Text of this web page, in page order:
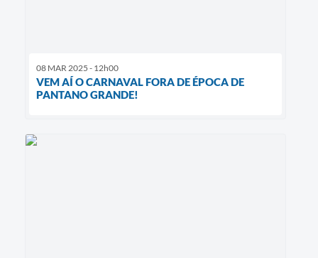
08 MAR 2025 - 12h00
VEM AÍ O CARNAVAL FORA DE ÉPOCA DE
PANTANO GRANDE!